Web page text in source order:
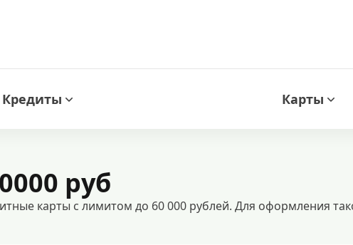
Кредиты Карты
руб
карты с лимитом до 60 000 рублей. Для оформления